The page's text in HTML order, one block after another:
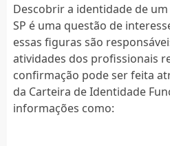
Descobrir a identidade de um
SP é uma questão de
essas figuras são
atividades dos profissionais
confirmação pode ser feita
da Carteira de Identidade
informações como: